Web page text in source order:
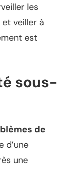
les
veiller à
est
sous-
de
d’une
une